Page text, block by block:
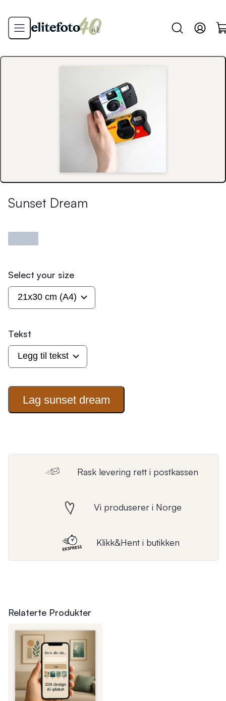
Sunset Dream
Select your size
Tekst
Lag sunset dream
Rask levering rett i postkassen
Vi produserer i Norge
Klikk&Hent i butikken
Relaterte Produkter